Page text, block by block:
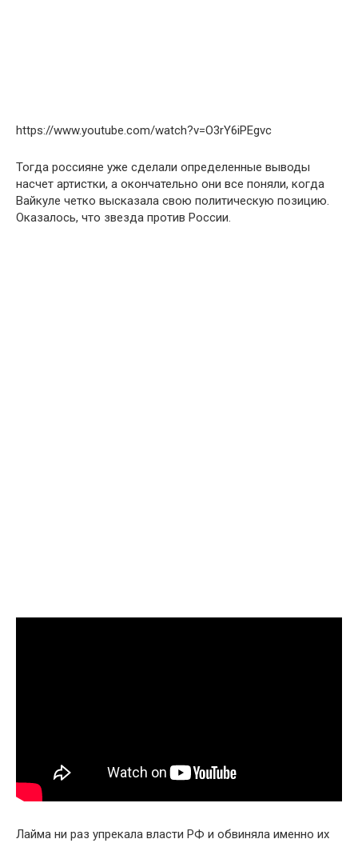
https://www.youtube.com/watch?v=O3rY6iPEgvc
Тогда россияне уже сделали определенные выводы
насчет артистки, а окончательно они все поняли, когда
Вайкуле четко высказала свою политическую позицию.
Оказалось, что звезда против России.
Лайма ни раз упрекала власти РФ и обвиняла именно их